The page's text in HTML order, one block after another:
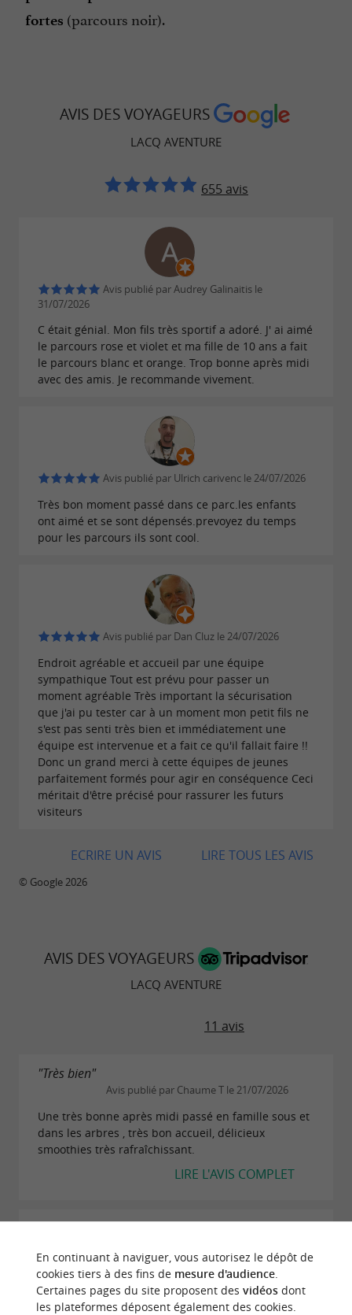
fortes (parcours noir).
AVIS DES VOYAGEURS
LACQ AVENTURE
655 avis
Avis publié par Audrey Galinaitis le
31/07/2026
C était génial. Mon fils très sportif a adoré. J' ai aimé
le parcours rose et violet et ma fille de 10 ans a fait
le parcours blanc et orange. Trop bonne après midi
avec des amis. Je recommande vivement.
Avis publié par Ulrich carivenc le 24/07/2026
Très bon moment passé dans ce parc.les enfants
ont aimé et se sont dépensés.prevoyez du temps
pour les parcours ils sont cool.
Avis publié par Dan Cluz le 24/07/2026
Endroit agréable et accueil par une équipe
sympathique Tout est prévu pour passer un
moment agréable Très important la sécurisation
que j'ai pu tester car à un moment mon petit fils ne
s'est pas senti très bien et immédiatement une
équipe est intervenue et a fait ce qu'il fallait faire !!
Donc un grand merci à cette équipes de jeunes
parfaitement formés pour agir en conséquence Ceci
méritait d'être précisé pour rassurer les futurs
visiteurs
LIRE TOUS LES AVIS
ECRIRE UN AVIS
© Google 2026
AVIS DES VOYAGEURS
LACQ AVENTURE
11 avis
"Très bien"
Avis publié par Chaume T le 21/07/2026
Une très bonne après midi passé en famille sous et
dans les arbres , très bon accueil, délicieux
smoothies très rafraîchissant.
LIRE L'AVIS COMPLET
Super expérience en famille. Lieu agréable, équipe
super, bienveillante, de bons conseils.. Mes filles
ont adoré. Adapté à chacun. Je recommande.
En continuant à naviguer, vous autorisez le dépôt de
cookies tiers à des fins de mesure d'audience.
Certaines pages du site proposent des vidéosdont
les plateformes déposent également des cookies.